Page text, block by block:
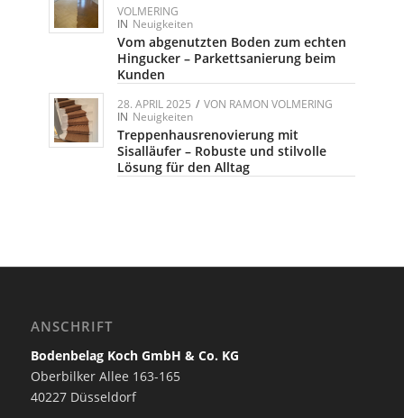
VOLMERING
IN Neuigkeiten
Vom abgenutzten Boden zum echten
Hingucker – Parkettsanierung beim
Kunden
28. APRIL 2025 / VON RAMON VOLMERING
IN Neuigkeiten
Treppenhausrenovierung mit
Sisalläufer – Robuste und stilvolle
Lösung für den Alltag
ANSCHRIFT
Bodenbelag Koch GmbH & Co. KG
Oberbilker Allee 163-165
40227 Düsseldorf